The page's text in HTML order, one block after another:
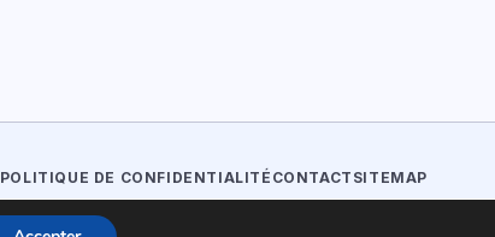
POLITIQUE DE CONFIDENTIALITÉ CONTACT SITEMAP